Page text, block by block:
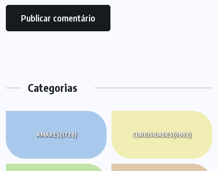
Categorias
AMARES(1728) CURIOSIDADES(6982)